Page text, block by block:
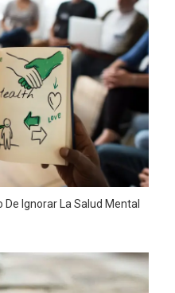
De Ignorar La Salud Mental